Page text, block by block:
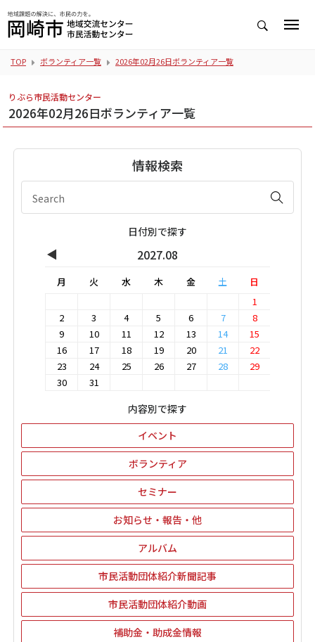
TOP ボランティア一覧 2026年02月26日ボランティア一覧
りぶら市民活動センター
2026年02月26日ボランティア一覧
情報検索
日付別で探す
◀ 2027.08
月 火 水 木 金 土
日
1
2
3 4 5 6 7
8
9
10 11 12 13 14
15
16
17 18 19 20 21
22
23
24 25 26 27 28
29
30
31
内容別で探す
イベント
ボランティア
セミナー
お知らせ・報告・他
アルバム
市民活動団体紹介新聞記事
市民活動団体紹介動画
補助金・助成金情報